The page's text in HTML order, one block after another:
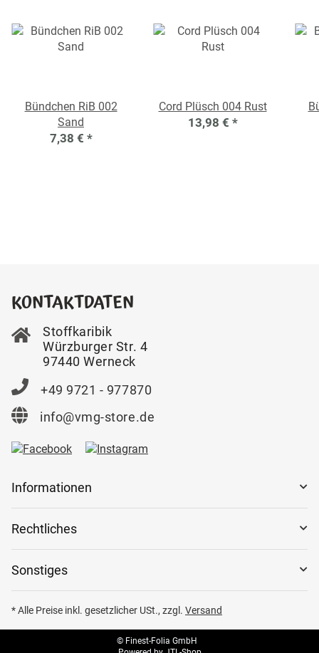
Bündchen RiB 002
Sand
7,38 € *
Cord Plüsch 004 Rust
13,98 € *
KONTAKTDATEN
Stoffkaribik
Würzburger Str. 4
97440 Werneck
+49 9721 - 977870
info@vmg-store.de
Informationen
Rechtliches
Sonstiges
* Alle Preise inkl. gesetzlicher USt., zzgl. Versand
© Finest-Folia GmbH